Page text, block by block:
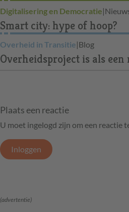
Digitalisering en Democratie|
Smart city: hype of hoop?
Overheid in Transitie|Blog
Overheidsproject is als
Plaats een reactie
U moet ingelogd zijn om een reactie
Inloggen
(advertentie)